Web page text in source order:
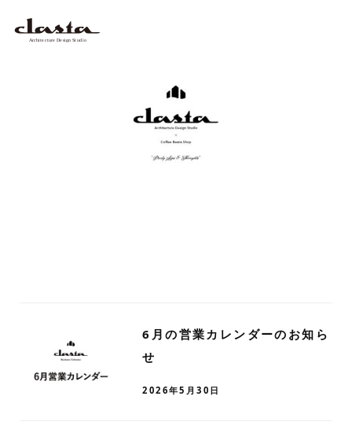
6月の営業カレンダーのお知ら
せ
2026年5月30日